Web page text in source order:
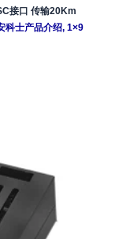
接口 传输20Km
科士产品介绍, 1×9